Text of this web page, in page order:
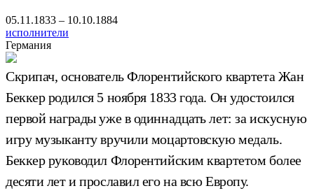
05.11.1833 – 10.10.1884
исполнители
Германия
Скрипач, основатель Флорентийского квартета Жан
Беккер родился 5 ноября 1833 года. Он удостоился
первой награды уже в одиннадцать лет: за искусную
игру музыканту вручили моцартовскую медаль.
Беккер руководил Флорентийским квартетом более
десяти лет и прославил его на всю Европу.